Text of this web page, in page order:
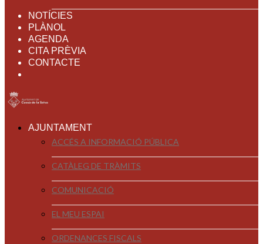
NOTÍCIES
PLÀNOL
AGENDA
CITA PRÈVIA
CONTACTE
AJUNTAMENT
ACCÉS A INFORMACIÓ PÚBLICA
CATÀLEG DE TRÀMITS
COMUNICACIÓ
EL MEU ESPAI
ORDENANCES FISCALS